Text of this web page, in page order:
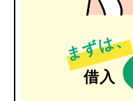
まずは、
借入